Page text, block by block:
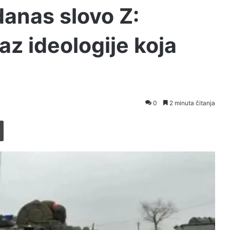
slovo Z:
ideologije koja
0 2 minuta čitanja
Printaj